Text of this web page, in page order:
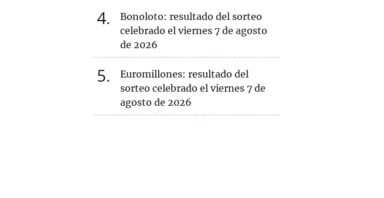
4
Bonoloto: resultado del sorteo
celebrado el viernes 7 de agosto
de 2026
5
Euromillones: resultado del
sorteo celebrado el viernes 7 de
agosto de 2026